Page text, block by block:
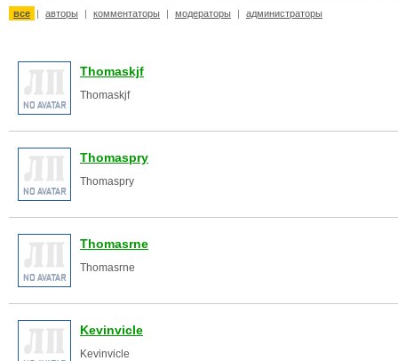
все | авторы | комментаторы | модераторы | администраторы
Thomaskjf
Thomaskjf
Thomaspry
Thomaspry
Thomasrne
Thomasrne
Kevinvicle
Kevinvicle